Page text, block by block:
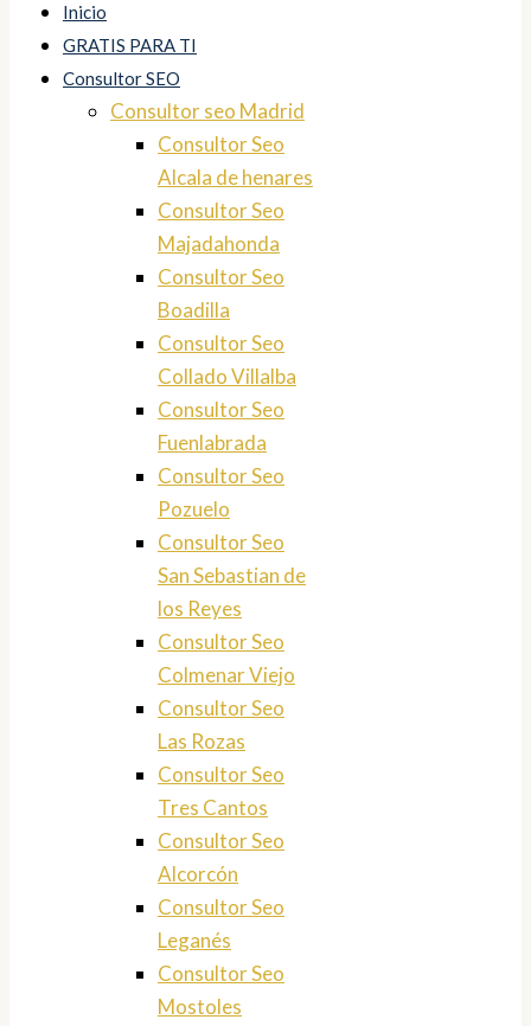
Inicio
GRATIS PARA TI
Consultor SEO
Consultor seo Madrid
Consultor Seo
Alcala de henares
Consultor Seo
Majadahonda
Consultor Seo
Boadilla
Consultor Seo
Collado Villalba
Consultor Seo
Fuenlabrada
Consultor Seo
Pozuelo
Consultor Seo
San Sebastian de
los Reyes
Consultor Seo
Colmenar Viejo
Consultor Seo
Las Rozas
Consultor Seo
Tres Cantos
Consultor Seo
Alcorcón
Consultor Seo
Leganés
Consultor Seo
Mostoles